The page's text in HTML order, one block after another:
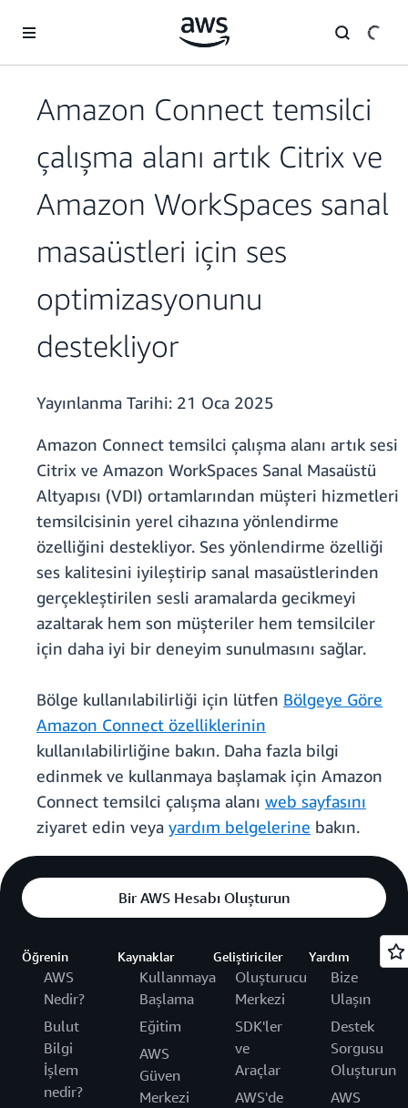
Amazon Connect temsilci
çalışma alanı artık Citrix ve
Amazon WorkSpaces sanal
masaüstleri için ses
optimizasyonunu
destekliyor
Yayınlanma Tarihi: 21 Oca 2025
Amazon Connect temsilci çalışma alanı artık sesi
Citrix ve Amazon WorkSpaces Sanal Masaüstü
Altyapısı (VDI) ortamlarından müşteri hizmetleri
temsilcisinin yerel cihazına yönlendirme
özelliğini destekliyor. Ses yönlendirme özelliği
ses kalitesini iyileştirip sanal masaüstlerinden
gerçekleştirilen sesli aramalarda gecikmeyi
azaltarak hem son müşteriler hem temsilciler
için daha iyi bir deneyim sunulmasını sağlar.
Bölge kullanılabilirliği için lütfen Bölgeye Göre
Amazon Connect özelliklerinin
kullanılabilirliğine bakın. Daha fazla bilgi
edinmek ve kullanmaya başlamak için Amazon
Connect temsilci çalışma alanı web sayfasını
ziyaret edin veya yardım belgelerine bakın.
Bir AWS Hesabı Oluşturun
Öğrenin
AWS
Nedir?
Bulut
Bilgi
İşlem
nedir?
Kaynaklar
Kullanmaya
Başlama
Eğitim
AWS
Güven
Merkezi
Geliştiriciler
Oluşturucu
Merkezi
SDK'ler
ve
Araçlar
AWS'de
Yardım
Bize
Ulaşın
Destek
Sorgusu
Oluşturun
AWS